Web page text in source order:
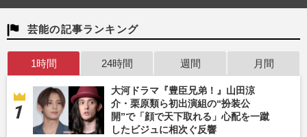
芸能の記事ランキング
1時間 24時間 週間 月間
大河ドラマ『豊臣兄弟！』山田涼
介・栗原類ら初出演組の“扮装公
開”で「顔で天下取れる」心配を一蹴
したビジュに相次ぐ反響